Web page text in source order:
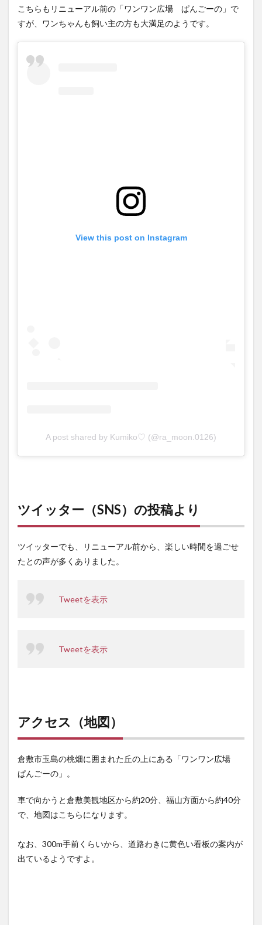
こちらもリニューアル前の「ワンワン広場 ぱんごーの」で
すが、ワンちゃんも飼い主の方も大満足のようです。
View this post on Instagram
A post shared by Kumiko♡ (@ra_moon.0126)
ツイッター（SNS）の投稿より
ツイッターでも、リニューアル前から、楽しい時間を過ごせ
たとの声が多くありました。
Tweetを表示
Tweetを表示
アクセス（地図）
倉敷市玉島の桃畑に囲まれた丘の上にある「ワンワン広場
ぱんごーの」。
車で向かうと倉敷美観地区から約20分、福山方面から約40分
で、地図はこちらになります。
なお、300m手前くらいから、道路わきに黄色い看板の案内が
出ているようですよ。